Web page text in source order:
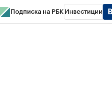
Подписка на РБК Инвестиции